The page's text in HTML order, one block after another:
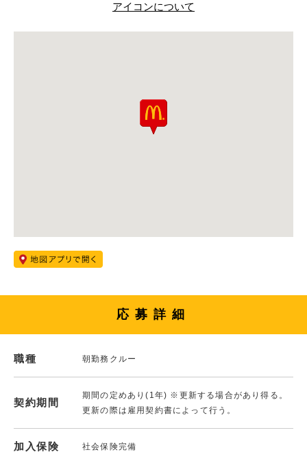
アイコンについて
応募詳細
職種 朝勤務クルー
契約期間
期間の定めあり(1年) ※更新する場合があり得る。
更新の際は雇用契約書によって行う。
加入保険 社会保険完備